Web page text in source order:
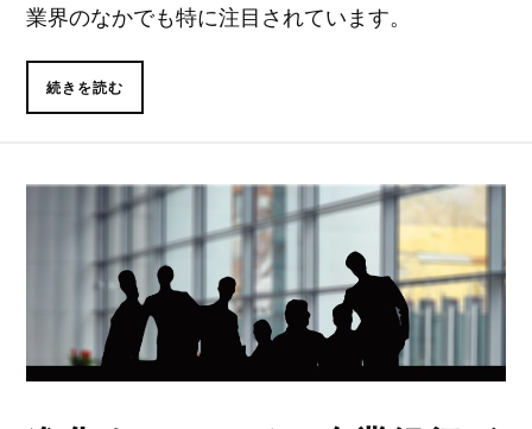
業界のなかでも特に注目されています。
続きを読む